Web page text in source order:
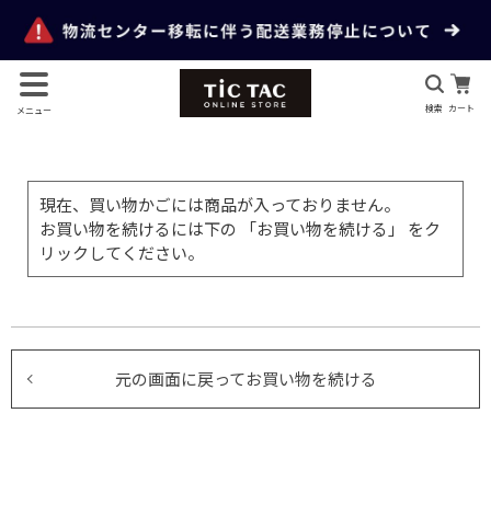
メニュー 検索 カート
現在、買い物かごには商品が入っておりません。
お買い物を続けるには下の 「お買い物を続ける」 をク
リックしてください。
元の画面に戻ってお買い物を続ける